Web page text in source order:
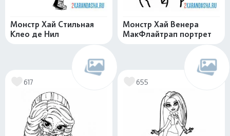
Монстр Хай Стильная
Клео де Нил
Монстр Хай Венера
МакФлайтрап портрет
617 655